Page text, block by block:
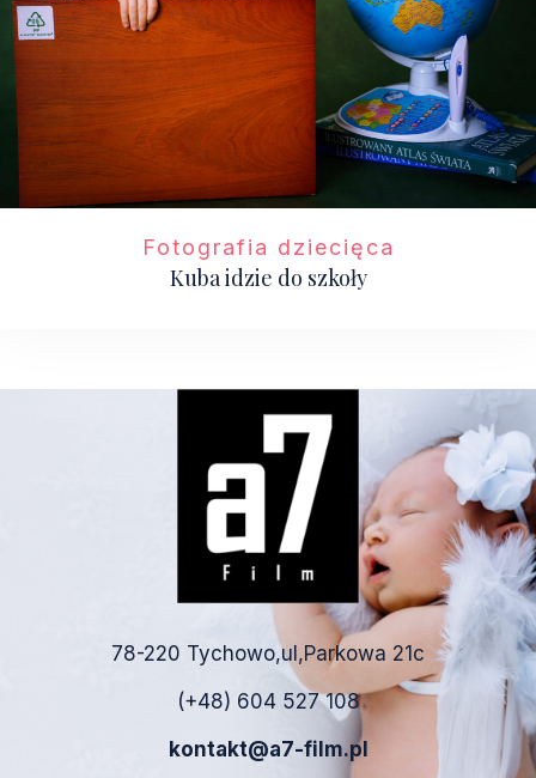
Fotografia dziecięca
Kuba idzie do szkoły
78-220 Tychowo,ul,Parkowa 21c
(+48) 604 527 108
kontakt@a7-film.pl